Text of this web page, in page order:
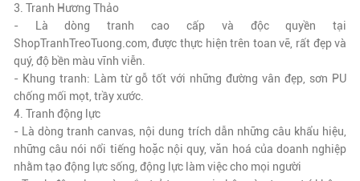
3. Tranh Hương Thảo
- Là dòng tranh cao cấp và độc quyền tại
ShopTranhTreoTuong.com, được thực hiện trên toan vẽ, rất đẹp và
quý, độ bền màu vĩnh viễn.
- Khung tranh: Làm từ gỗ tốt với những đường vân đẹp, sơn PU
chống mối mọt, trầy xước.
4. Tranh động lực
- Là dòng tranh canvas, nội dung trích dẫn những câu khẩu hiệu,
những câu nói nổi tiếng hoặc nội quy, văn hoá của doanh nghiệp
nhằm tạo động lực sống, động lực làm việc cho mọi người